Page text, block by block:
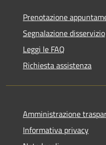
Prenotazione
Segnalazione disservizio
Leggi le FAQ
Richiesta assistenza
Amministrazione
Informativa privacy